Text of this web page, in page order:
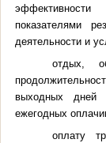
показателями
деятельности и
отдых,
выходных дней
ежегодных
оплату